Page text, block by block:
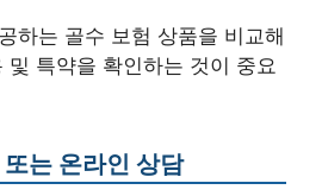
하는 골수 보험 상품을 비교해
및 특약을 확인하는 것이 중요
는 온라인 상담